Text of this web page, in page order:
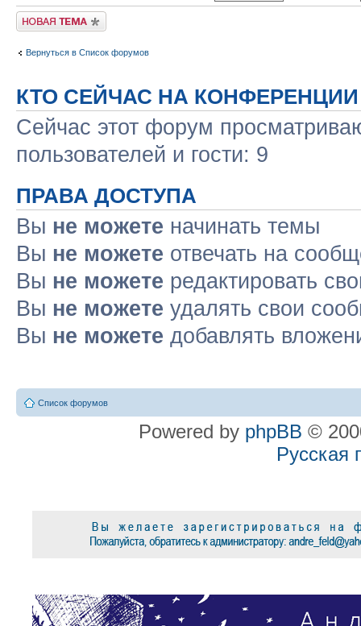
Новая тема
Вернуться в Список форумов
КТО СЕЙЧАС НА КОНФЕРЕНЦИИ
Сейчас этот форум
пользователей и гости: 9
ПРАВА ДОСТУПА
Вы не можете начинать темы
Вы не можете отвечать на
Вы не можете редактировать
Вы не можете удалять свои
Вы не можете добавлять
Список форумов
Powered by phpBB ©
Русская